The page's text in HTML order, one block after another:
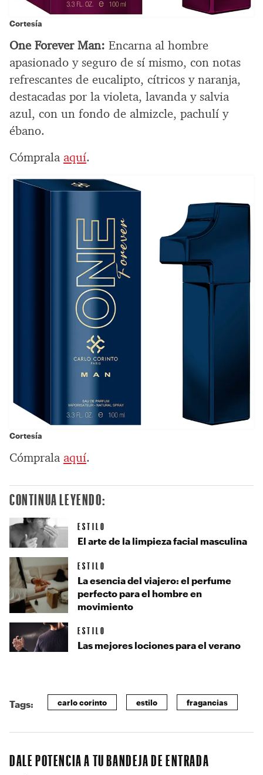
Cortesía
One Forever Man: Encarna al hombre
apasionado y seguro de sí mismo, con notas
refrescantes de eucalipto, cítricos y naranja,
destacadas por la violeta, lavanda y salvia
azul, con un fondo de almizcle, pachulí y
ébano.
Cómprala aquí.
Cortesía
Cómprala aquí.
CONTINUA LEYENDO:
ESTILO
El arte de la limpieza facial masculina
ESTILO
La esencia del viajero: el perfume
perfecto para el hombre en
movimiento
ESTILO
Las mejores lociones para el verano
Tags: carlo corinto estilo fragancias
DALE POTENCIA A TU BANDEJA DE ENTRADA